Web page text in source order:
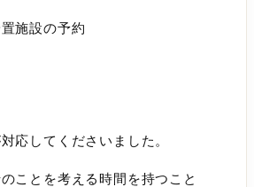
施設の予約
応してくださいました。
ことを考える時間を持つこと